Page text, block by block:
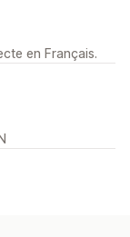
en Français.